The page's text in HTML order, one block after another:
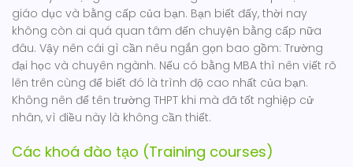
giáo dục và bằng cấp của bạn. Bạn biết đấy, thời nay
không còn ai quá quan tâm đến chuyện bằng cấp nữa
đâu. Vậy nên cái gì cần nêu ngắn gọn bao gồm: Trường
đại học và chuyên ngành. Nếu có bằng MBA thì nên viết rõ
lên trên cùng để biết đó là trình độ cao nhất của bạn.
Không nên để tên trường THPT khi mà đã tốt nghiệp cử
nhân, vì điều này là không cần thiết.
Các khoá đào tạo (Training courses)